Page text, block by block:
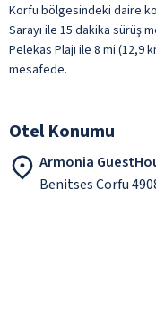
Korfu bölgesindeki daire
Sarayı ile 15 dakika sürüş
Pelekas Plajı ile 8 mi (12,9
mesafede.
Otel Konumu
Armonia
Benitses Corfu